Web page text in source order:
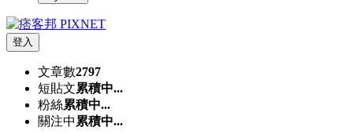
登入
文章數2797
短貼文累積中...
粉絲累積中...
關注中 累積中...